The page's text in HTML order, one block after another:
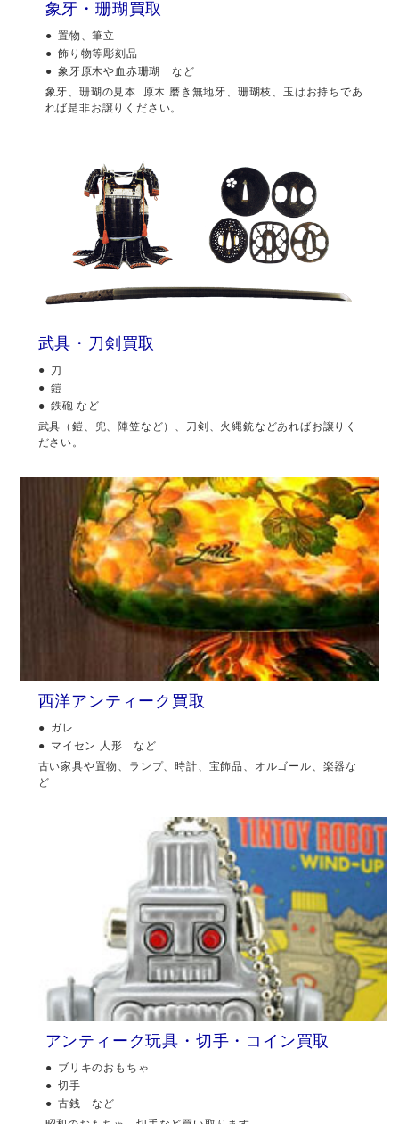
象牙・珊瑚買取
置物、筆立
飾り物等彫刻品
象牙原木や血赤珊瑚 など
象牙、珊瑚の見本. 原木 磨き無地牙、珊瑚枝、玉はお持ちであ
れば是非お譲りください。
武具・刀剣買取
刀
鎧
鉄砲 など
武具（鎧、兜、陣笠など）、刀剣、火縄銃などあればお譲りく
ださい。
西洋アンティーク買取
ガレ
マイセン 人形 など
古い家具や置物、ランプ、時計、宝飾品、オルゴール、楽器な
ど
アンティーク玩具・切手・コイン買取
ブリキのおもちゃ
切手
古銭 など